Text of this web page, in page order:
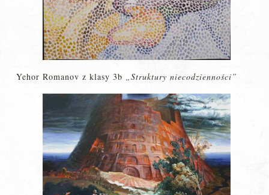
Yehor Romanov z klasy 3b „Struktury niecodzienności”